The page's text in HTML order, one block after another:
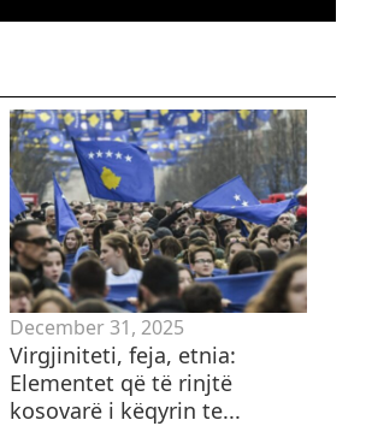
December 31, 2025
Virgjiniteti, feja, etnia:
Elementet që të rinjtë
kosovarë i këqyrin te...